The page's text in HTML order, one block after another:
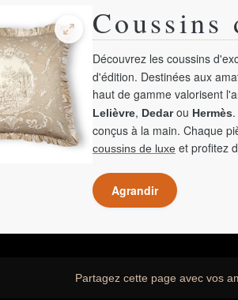
Coussins
Découvrez les coussins
d'édition. Destinées aux
haut de gamme valorisent
Lelièvre, Dedarou Hermès
conçus à la main. Chaque
coussins de luxe et profitez
Agrandir
Partagez cette page avec vos